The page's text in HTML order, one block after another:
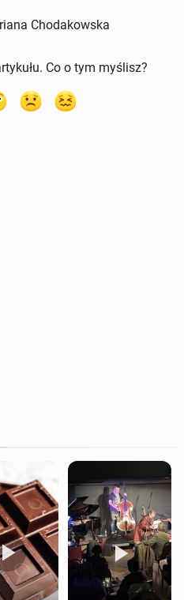
Chodakowska
Co o tym myślisz?